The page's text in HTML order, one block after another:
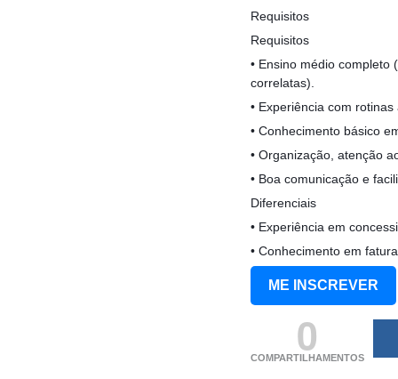
Requisitos
Requisitos
• Ensino médio completo
correlatas).
• Experiência com
• Conhecimento básico
• Organização, atenção
• Boa comunicação e
Diferenciais
• Experiência em
• Conhecimento em
ME INSCREVER
0
COMPARTILHAMENTOS